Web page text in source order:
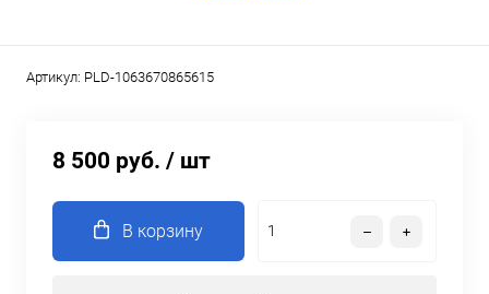
Артикул: PLD-1063670865615
8 500 руб. / шт
В корзину